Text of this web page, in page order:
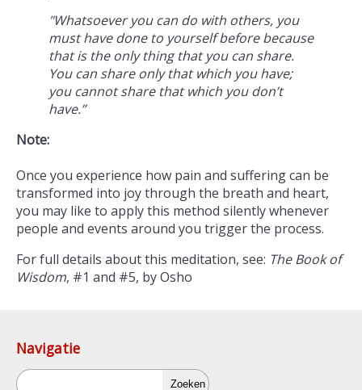
"Whatsoever you can do with others, you
must have done to yourself before because
that is the only thing that you can share.
You can share only that which you have;
you cannot share that which you don’t
have.”
Note:
Once you experience how pain and suffering can be
transformed into joy through the breath and heart,
you may like to apply this method silently whenever
people and events around you trigger the process.
For full details about this meditation, see: The Book of
Wisdom, #1 and #5, by Osho
Navigatie
Zoeken